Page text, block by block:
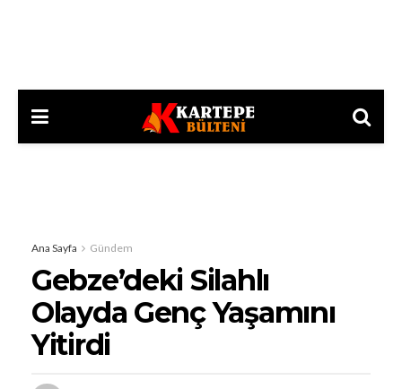
Ana Sayfa Gündem
Gebze’deki Silahlı
Olayda Genç Yaşamını
Yitirdi